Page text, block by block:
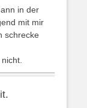
in der
mit mir
schrecke